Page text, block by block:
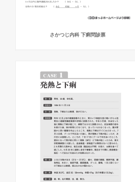
さかつじ内科 下痢問診票